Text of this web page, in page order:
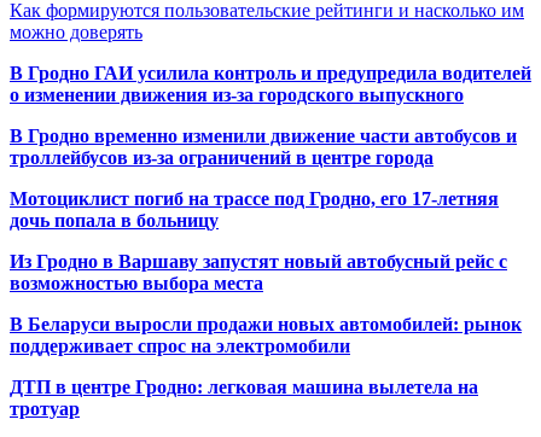
Как формируются пользовательские рейтинги и насколько им
можно доверять
В Гродно ГАИ усилила контроль и предупредила водителей
о изменении движения из-за городского выпускного
В Гродно временно изменили движение части автобусов и
троллейбусов из-за ограничений в центре города
Мотоциклист погиб на трассе под Гродно, его 17-летняя
дочь попала в больницу
Из Гродно в Варшаву запустят новый автобусный рейс с
возможностью выбора места
В Беларуси выросли продажи новых автомобилей: рынок
поддерживает спрос на электромобили
ДТП в центре Гродно: легковая машина вылетела на
тротуар